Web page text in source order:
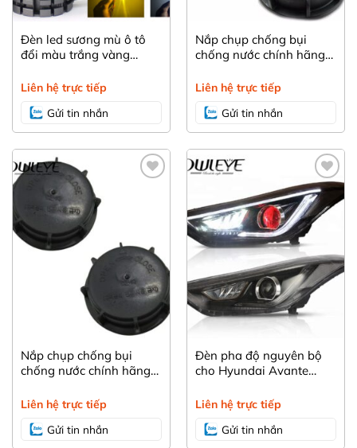
Đèn led sương mù ô tô
đổi màu trắng vàng
Liên hệ trực tiếp
Gửi tin nhắn
Nắp chụp chống bụi
chống nước chính hãng
Liên hệ trực tiếp
Gửi tin nhắn
Nắp chụp chống bụi
chống nước chính hãng
Sorento Sportage.
Liên hệ trực tiếp
Gửi tin nhắn
Đèn pha độ nguyên bộ
cho Hyundai Avante
Liên hệ trực tiếp
Gửi tin nhắn